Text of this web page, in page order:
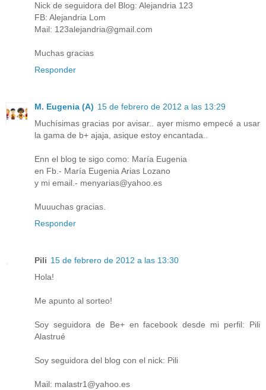
Nick de seguidora del Blog: Alejandria 123
FB: Alejandria Lom
Mail: 123alejandria@gmail.com
Muchas gracias
Responder
M. Eugenia (A) 15 de febrero de 2012 a las 13:29
Muchísimas gracias por avisar.. ayer mismo empecé a usar
la gama de b+ ajaja, asique estoy encantada..
Enn el blog te sigo como: María Eugenia
en Fb.- María Eugenia Arias Lozano
y mi email.- menyarias@yahoo.es
Muuuchas gracias.
Responder
Pili 15 de febrero de 2012 a las 13:30
Hola!
Me apunto al sorteo!
Soy seguidora de Be+ en facebook desde mi perfil: Pili
Alastrué
Soy seguidora del blog con el nick: Pili
Mail: malastr1@yahoo.es